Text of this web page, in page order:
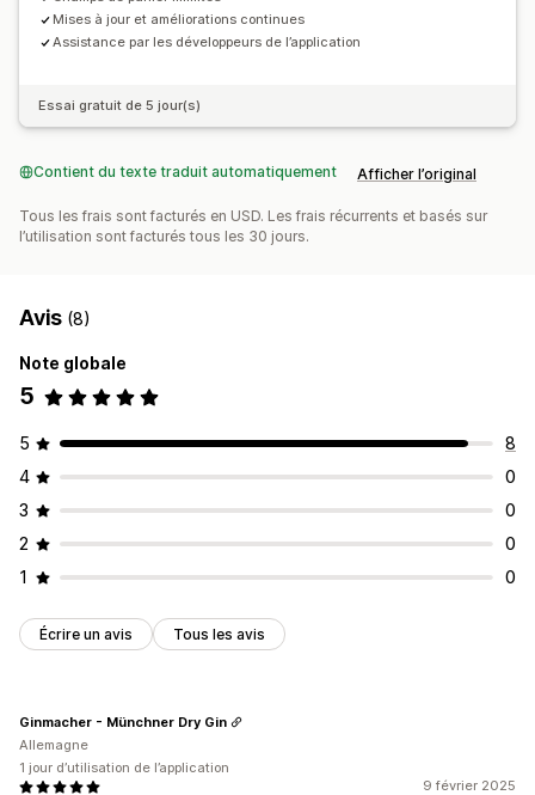
Mises à jour et améliorations continues
Assistance par les développeurs de l’application
Essai gratuit de 5 jour(s)
Contient du texte traduit automatiquement Afficher l’original
Tous les frais sont facturés en USD. Les frais récurrents et basés sur
l’utilisation sont facturés tous les 30 jours.
Avis (8)
Note globale
5
5
8
4
0
3
0
2
0
1
0
Écrire un avis Tous les avis
9 février 2025
Ginmacher - Münchner Dry Gin
Allemagne
1 jour d’utilisation de l’application